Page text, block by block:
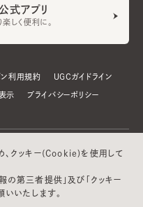
式アプリ
しく便利に。
ン利用規約 UGCガイドライン
示 プライバシーポリシー
、クッキー(Cookie)を使用して
の第三者提供」及び「クッキー
いたします。